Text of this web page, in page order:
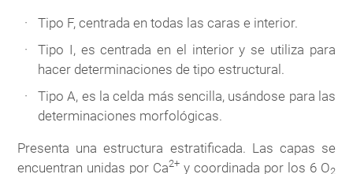
Tipo F, centrada en todas las caras e interior.
Tipo I, es centrada en el interior y se utiliza para
hacer determinaciones de tipo estructural.
Tipo A, es la celda más sencilla, usándose para las
determinaciones morfológicas.
Presenta una estructura estratificada. Las capas se
encuentran unidas por Ca2+ y coordinada por los 6 O2